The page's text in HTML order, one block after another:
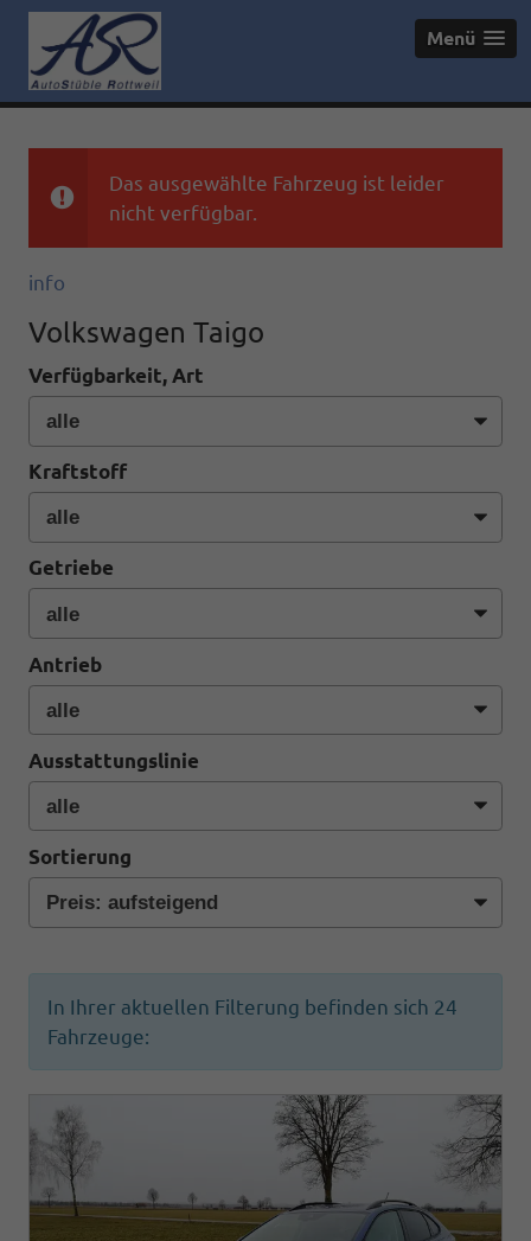
Menü
Das ausgewählte Fahrzeug ist leider
nicht verfügbar.
info
Volkswagen Taigo
Verfügbarkeit, Art
Kraftstoff
Getriebe
Antrieb
Ausstattungslinie
Sortierung
In Ihrer aktuellen Filterung befinden sich 24
Fahrzeuge: